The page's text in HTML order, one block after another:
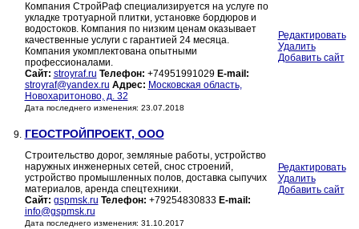
Компания СтройРаф специализируется на услуге по
укладке тротуарной плитки, установке бордюров и
водостоков. Компания по низким ценам оказывает
качественные услуги с гарантией 24 месяца.
Компания укомплектована опытными
профессионалами.
Сайт: stroyraf.ru Телефон: +74951991029 E-mail:
stroyraf@yandex.ru Адрес: Московская область,
Новохаритоново, д. 32
Дата последнего изменения: 23.07.2018
Редактировать
Удалить
Добавить сайт
9. ГЕОСТРОЙПРОЕКТ, ООО
Строительство дорог, земляные работы, устройство
наружных инженерных сетей, снос строений,
устройство промышленных полов, доставка сыпучих
материалов, аренда спецтехники.
Сайт: gspmsk.ru Телефон: +79254830833 E-mail:
info@gspmsk.ru
Дата последнего изменения: 31.10.2017
Редактировать
Удалить
Добавить сайт